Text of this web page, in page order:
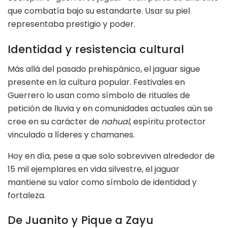
que combatía bajo su estandarte. Usar su piel
representaba prestigio y poder.
Identidad y resistencia cultural
Más allá del pasado prehispánico, el jaguar sigue
presente en la cultura popular. Festivales en
Guerrero lo usan como símbolo de rituales de
petición de lluvia y en comunidades actuales aún se
cree en su carácter de nahual, espíritu protector
vinculado a líderes y chamanes.
Hoy en día, pese a que solo sobreviven alrededor de
15 mil ejemplares en vida silvestre, el jaguar
mantiene su valor como símbolo de identidad y
fortaleza.
De Juanito y Pique a Zayu